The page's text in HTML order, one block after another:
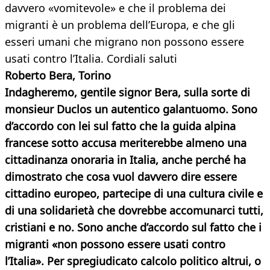
davvero «vomitevole» e che il problema dei
migranti è un problema dell’Europa, e che gli
esseri umani che migrano non possono essere
usati contro l’Italia. Cordiali saluti
Roberto Bera, Torino
Indagheremo, gentile signor Bera, sulla sorte di
monsieur Duclos un autentico galantuomo. Sono
d’accordo con lei sul fatto che la guida alpina
francese sotto accusa meriterebbe almeno una
cittadinanza onoraria in Italia, anche perché ha
dimostrato che cosa vuol davvero dire essere
cittadino europeo, partecipe di una cultura civile e
di una solidarietà che dovrebbe accomunarci tutti,
cristiani e no. Sono anche d’accordo sul fatto che i
migranti «non possono essere usati contro
l’Italia». Per spregiudicato calcolo politico altrui, o